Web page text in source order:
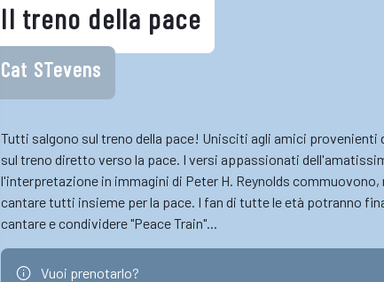
Il treno della pace
Cat STevens
Tutti salgono sul treno della pace! Unisciti agli amici provenienti
sul treno diretto verso la pace. I versi appassionati
l'interpretazione in immagini di Peter H. Reynolds
cantare tutti insieme per la pace. I fan di tutte le età potranno
cantare e condividere "Peace Train"...
Vuoi prenotarlo?